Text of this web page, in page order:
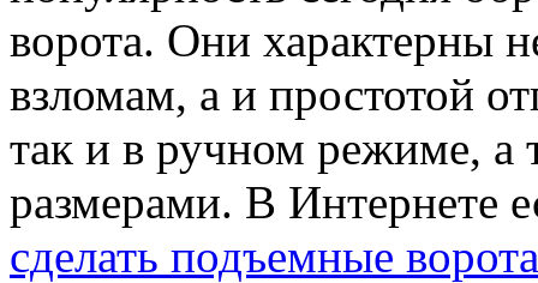
ворота. Они характерны
взломам, а и простотой
так и в ручном режиме,
размерами. В Интернете
сделать подъемные